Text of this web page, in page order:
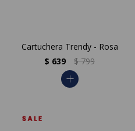
Cartuchera Trendy - Rosa
$ 639 $ 799
add